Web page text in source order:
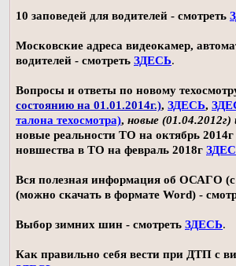
10 заповедей для водителей - смотреть
Московские адреса видеокамер,
водителей - смотреть ЗДЕСЬ.
Вопросы и ответы по новому
состоянию на 01.01.2014г.), ЗДЕСЬ,
талона техосмотра), новые
новые реальности ТО на октябрь 2014г
новшества в ТО на февраль 2018г
Вся полезная информация об ОСАГО (с
(можно скачать в формате Word) -
Выбор зимних шин - смотреть ЗДЕСЬ.
Как правильно себя вести при ДТП с